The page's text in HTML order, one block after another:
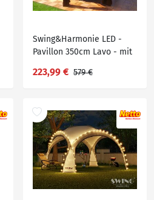
Swing&Harmonie LED -
Pavillon 350cm Lavo - mit
Beleuchtung + Solarmodul
versch. Ausführungen
223,99 € 579 €